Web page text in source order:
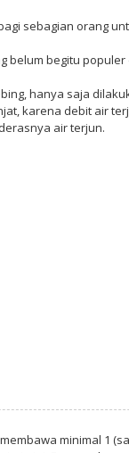
sebagian orang
belum begitu
hanya saja
karena debit air
air terjun.
minimal 1